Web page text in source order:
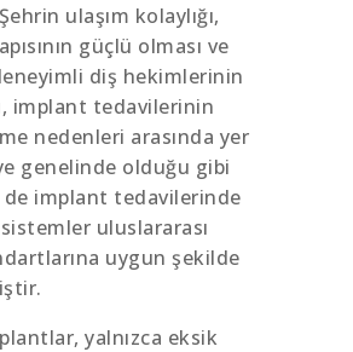
ulaşım kolaylığı,
güçlü olması ve
diş hekimlerinin
implant tedavilerinin
nedenleri arasında yer
genelinde olduğu gibi
de implant tedavilerinde
uluslararası
uygun şekilde
yalnızca eksik